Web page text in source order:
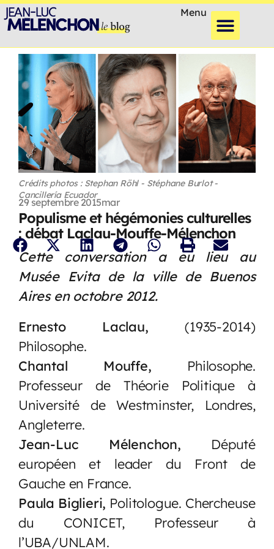
Menu
Crédits photos : Stephan Röhl - Stéphane Burlot -
Cancillería Ecuador
29 septembre 2015mar
Populisme et hégémonies culturelles
: débat Laclau-Mouffe-Mélenchon
Cette conversation a eu lieu au
Musée Evita de la ville de Buenos
Aires en octobre 2012.
Ernesto Laclau,(1935-2014)
Philosophe.
Chantal Mouffe, Philosophe.
Professeur de Théorie Politique à
Université de Westminster, Londres,
Angleterre.
Jean-Luc Mélenchon, Député
européen et leader du Front de
Gauche en France.
Paula Biglieri, Politologue. Chercheuse
du CONICET, Professeur à
l’UBA/UNLAM.